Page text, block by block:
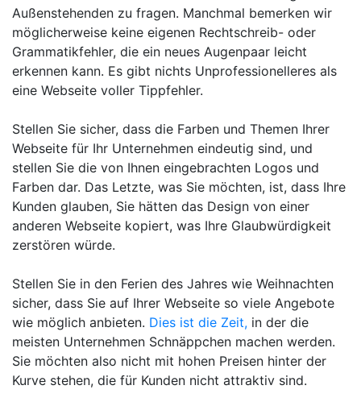
Außenstehenden zu fragen. Manchmal bemerken wir
möglicherweise keine eigenen Rechtschreib- oder
Grammatikfehler, die ein neues Augenpaar leicht
erkennen kann. Es gibt nichts Unprofessionelleres als
eine Webseite voller Tippfehler.
Stellen Sie sicher, dass die Farben und Themen Ihrer
Webseite für Ihr Unternehmen eindeutig sind, und
stellen Sie die von Ihnen eingebrachten Logos und
Farben dar. Das Letzte, was Sie möchten, ist, dass Ihre
Kunden glauben, Sie hätten das Design von einer
anderen Webseite kopiert, was Ihre Glaubwürdigkeit
zerstören würde.
Stellen Sie in den Ferien des Jahres wie Weihnachten
sicher, dass Sie auf Ihrer Webseite so viele Angebote
wie möglich anbieten. Dies ist die Zeit, in der die
meisten Unternehmen Schnäppchen machen werden.
Sie möchten also nicht mit hohen Preisen hinter der
Kurve stehen, die für Kunden nicht attraktiv sind.